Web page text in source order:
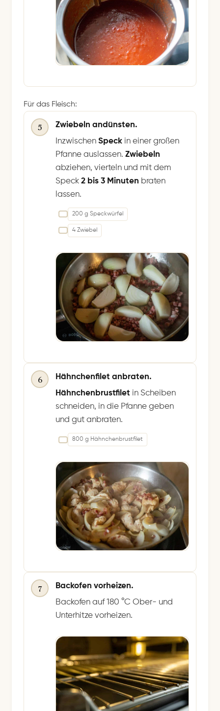
Für das Fleisch:
5
Zwiebeln andünsten.
Inzwischen Speck in einer großen
Pfanne auslassen. Zwiebeln
abziehen, vierteln und mit dem
Speck 2 bis 3 Minuten braten
lassen.
200 g Speckwürfel
4 Zwiebel
6
Hähnchenfilet anbraten.
Hähnchenbrustfilet in Scheiben
schneiden, in die Pfanne geben
und gut anbraten.
800 g Hähnchenbrustfilet
7
Backofen vorheizen.
Backofen auf 180 °C Ober- und
Unterhitze vorheizen.